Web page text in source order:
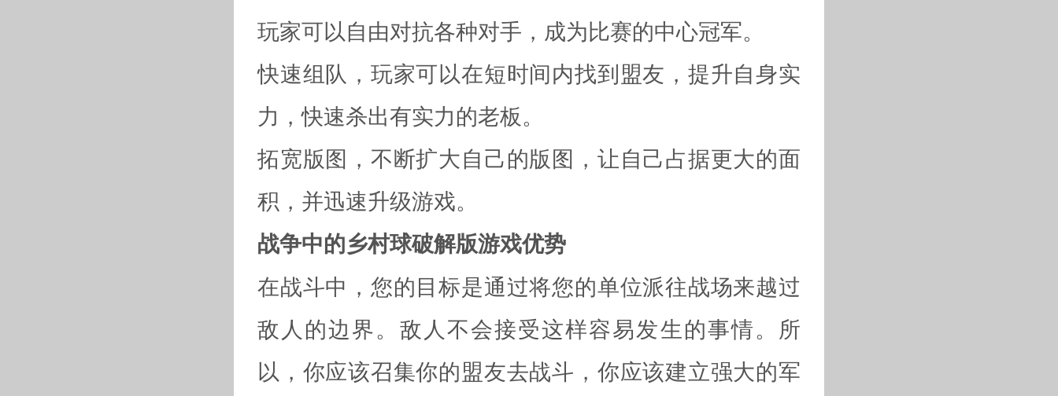
玩家可以自由对抗各种对手，成为比赛的中心冠军。
快速组队，玩家可以在短时间内找到盟友，提升自身实
力，快速杀出有实力的老板。
拓宽版图，不断扩大自己的版图，让自己占据更大的面
积，并迅速升级游戏。
战争中的乡村球破解版游戏优势
在战斗中，您的目标是通过将您的单位派往战场来越过
敌人的边界。敌人不会接受这样容易发生的事情。所
以，你应该召集你的盟友去战斗，你应该建立强大的军